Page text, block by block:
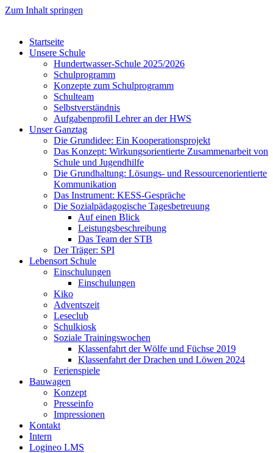
Zum Inhalt springen
Startseite
Unsere Schule
Hundertwasser-Schule 2025/2026
Schulprogramm
Konzepte zum Schulprogramm
Schulteam
Selbst­ver­ständ­nis
Aufgabenprofil Lehrer an der HWS
Unser Ganztag
Die Grundidee: Ein Kooperationsprojekt
Das Konzept: Wirkungsorientierte Zusammenarbeit von
Schule und Jugendhilfe
Die Grundhaltung: Lösungs- und Ressourcenorientierte
Kommunikation
Das Instrument: KESS-Gespräche
Die Sozialpädagogische Tagesbetreuung
Auf einen Blick
Leistungsbeschreibung
Das Team der STB
Der Träger: SPI
Lebensort Schule
Einschulungen
Einschulungen
Kiko
Adventszeit
Leseclub
Schulkiosk
Soziale Trainingswochen
Klassenfahrt der Wölfe und Füchse 2019
Klassenfahrt der Drachen und Löwen 2024
Ferienspiele
Bauwagen
Konzept
Presseinfo
Impressionen
Kontakt
Intern
Logineo LMS